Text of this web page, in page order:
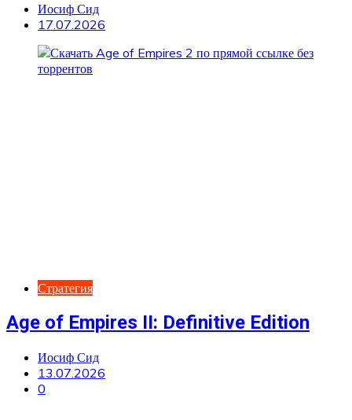
Иосиф Сид
17.07.2026
Стратегия
Age of Empires II: Definitive Edition
Иосиф Сид
13.07.2026
0